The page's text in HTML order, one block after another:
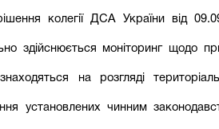
колегії ДСА України від
здійснюється моніторинг щодо
на розгляді
установлених чинним